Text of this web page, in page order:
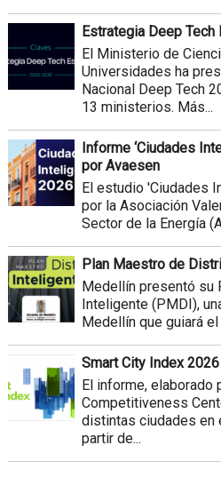
Estrategia Deep Tech
El Ministerio de
Universidades ha
Nacional Deep Tech
13 ministerios. Más...
Informe ‘Ciudades
por Avaesen
El estudio 'Ciudades
por la Asociación
Sector de la Energía
Plan Maestro de
Medellín presentó su
Inteligente (PMDI),
Medellín que guiará
Smart City Index 2026
El informe, elaborado
Competitiveness
distintas ciudades en
partir de...